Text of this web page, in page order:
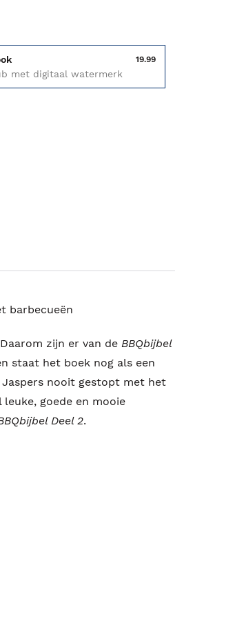
19.99
met digitaal watermerk
barbecueën
zijn er van de BBQbijbel
staat het boek nog als een
Jaspers nooit gestopt met het
goede en mooie
Deel 2.